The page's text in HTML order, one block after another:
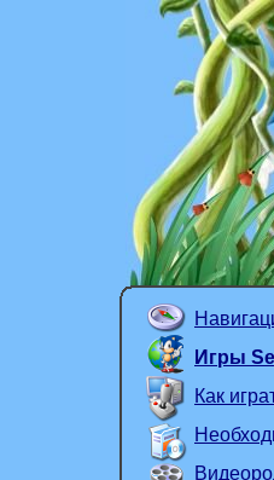
Как
Игры